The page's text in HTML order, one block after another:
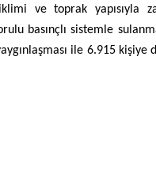
iklimi ve toprak yapısıyla
basınçlı sistemle
ile 6.915 kişiye